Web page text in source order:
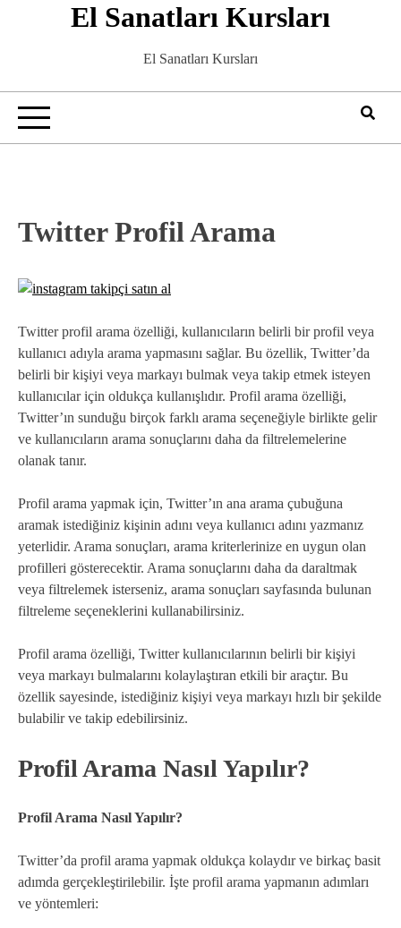
El Sanatları Kursları
El Sanatları Kursları
Twitter Profil Arama
Twitter profil arama özelliği, kullanıcıların belirli bir profil veya
kullanıcı adıyla arama yapmasını sağlar. Bu özellik, Twitter’da
belirli bir kişiyi veya markayı bulmak veya takip etmek isteyen
kullanıcılar için oldukça kullanışlıdır. Profil arama özelliği,
Twitter’ın sunduğu birçok farklı arama seçeneğiyle birlikte gelir
ve kullanıcıların arama sonuçlarını daha da filtrelemelerine
olanak tanır.
Profil arama yapmak için, Twitter’ın ana arama çubuğuna
aramak istediğiniz kişinin adını veya kullanıcı adını yazmanız
yeterlidir. Arama sonuçları, arama kriterlerinize en uygun olan
profilleri gösterecektir. Arama sonuçlarını daha da daraltmak
veya filtrelemek isterseniz, arama sonuçları sayfasında bulunan
filtreleme seçeneklerini kullanabilirsiniz.
Profil arama özelliği, Twitter kullanıcılarının belirli bir kişiyi
veya markayı bulmalarını kolaylaştıran etkili bir araçtır. Bu
özellik sayesinde, istediğiniz kişiyi veya markayı hızlı bir şekilde
bulabilir ve takip edebilirsiniz.
Profil Arama Nasıl Yapılır?
Profil Arama Nasıl Yapılır?
Twitter’da profil arama yapmak oldukça kolaydır ve birkaç basit
adımda gerçekleştirilebilir. İşte profil arama yapmanın adımları
ve yöntemleri: